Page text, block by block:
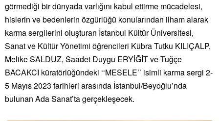
görmediği bir dünyada varlığını kabul ettirme mücadelesi,
hislerin ve bedenlerin özgürlüğü konularından ilham alarak
karma sergilerini oluşturan İstanbul Kültür Üniversitesi,
Sanat ve Kültür Yönetimi öğrencileri Kübra Tutku KILIÇALP,
Melike SALDUZ, Saadet Duygu ERYİĞİT ve Tuğçe
BACAKCI küratörlüğündeki ‘‘MESELE’’ isimli karma sergi 2-
5 Mayıs 2023 tarihleri arasında İstanbul/Beyoğlu’nda
bulunan Ada Sanat’ta gerçekleşecek.